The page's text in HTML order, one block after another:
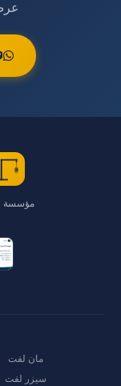
مؤسسة
مان لفت
سيزر لفت